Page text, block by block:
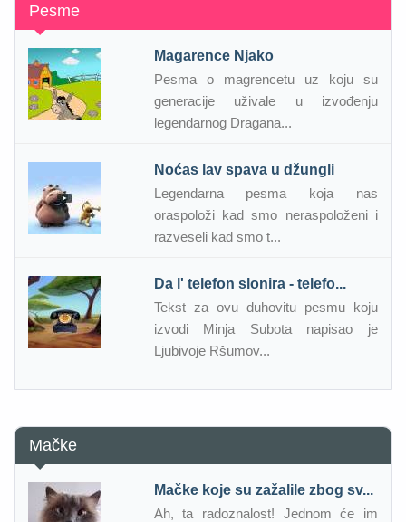
Pesme
Magarence Njako
Pesma o magrencetu uz koju su
generacije uživale u izvođenju
legendarnog Dragana...
Noćas lav spava u džungli
Legendarna pesma koja nas
oraspoloži kad smo neraspoloženi i
razveseli kad smo t...
Da l' telefon slonira - telefo...
Tekst za ovu duhovitu pesmu koju
izvodi Minja Subota napisao je
Ljubivoje Ršumov...
Mačke
Mačke koje su zažalile zbog sv...
Ah, ta radoznalost! Jednom će im